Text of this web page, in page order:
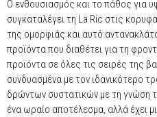
Ο ενθουσιασμός και το πάθος για
συγκαταλέγει τη La Ric στις
της ομορφιάς και αυτό
προϊόντα που διαθέτει για τη
προϊόντα σε όλες τις σειρές της
συνδυασμένα με τον ιδανικότερο
δρώντων συστατικών με τη γνώση
ένα ωραίο αποτέλεσμα, αλλά έχει